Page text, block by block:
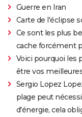
Guerre en Iran
Carte de l'éclipse
Ce sont les plus
cache forcément
Voici pourquoi les
être vos
Sergio Lopez
plage peut
d'énergie, cela